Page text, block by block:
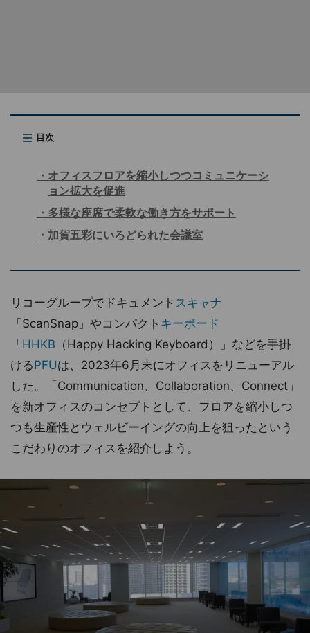
目次
オフィスフロアを縮小しつつコミュニケーシ
ョン拡大を促進
多様な座席で柔軟な働き方をサポート
加賀五彩にいろどられた会議室
リコーグループでドキュメント スキャナ
「ScanSnap」やコンパクト キーボード
「 HHKB （Happy Hacking Keyboard）」などを手掛
けるPFUは、2023年6月末にオフィスをリニューアル
した。「Communication、Collaboration、Connect」
を新オフィスのコンセプトとして、フロアを縮小しつ
つも生産性とウェルビーイングの向上を狙ったという
こだわりのオフィスを紹介しよう。